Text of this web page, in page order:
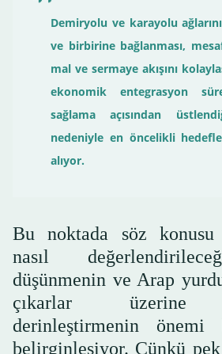
Demiryolu ve karayolu
ve birbirine bağlanması,
mal ve sermaye akışını
ekonomik entegrasyon
sağlama açısından
nedeniyle en öncelikli
alıyor.
Bu noktada söz konusu
nasıl
düşünmenin ve Arap
çıkarlar üzerine
derinleştirmenin
belirginleşiyor. Çünkü